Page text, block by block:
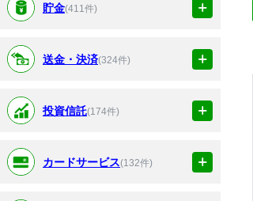
貯金(411件)
送金・決済(324件)
投資信託(174件)
カードサービス(132件)